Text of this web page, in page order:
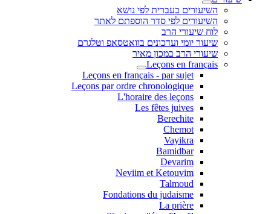
השיעורים בעברית לפי נושא
השיעורים לפי סדר הוספתם לאתר
לוח שיעורי הרב
שיעור יומי ועדכונים בוואטסאפ וטלגרם
שיעורי הרב במכון מאיר
Leçons en français
Leçons en français - par sujet
Leçons par ordre chronologique
L'horaire des leçons
Les fêtes juives
Berechite
Chemot
Vayikra
Bamidbar
Devarim
Neviim et Ketouvim
Talmoud
Fondations du judaisme
La prière